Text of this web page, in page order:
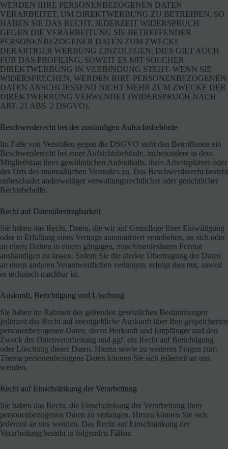
WERDEN IHRE PERSONENBEZOGENEN DATEN
VERARBEITET, UM DIREKTWERBUNG ZU BETREIBEN, SO
HABEN SIE DAS RECHT, JEDERZEIT WIDERSPRUCH
GEGEN DIE VERARBEITUNG SIE BETREFFENDER
PERSONENBEZOGENER DATEN ZUM ZWECKE
DERARTIGER WERBUNG EINZULEGEN; DIES GILT AUCH
FÜR DAS PROFILING, SOWEIT ES MIT SOLCHER
DIREKTWERBUNG IN VERBINDUNG STEHT. WENN SIE
WIDERSPRECHEN, WERDEN IHRE PERSONENBEZOGENEN
DATEN ANSCHLIESSEND NICHT MEHR ZUM ZWECKE DER
DIREKTWERBUNG VERWENDET (WIDERSPRUCH NACH
ART. 21 ABS. 2 DSGVO).
Beschwerde­recht bei der zuständigen Aufsichts­behörde
Im Falle von Verstößen gegen die DSGVO steht den Betroffenen ein
Beschwerderecht bei einer Aufsichtsbehörde, insbesondere in dem
Mitgliedstaat ihres gewöhnlichen Aufenthalts, ihres Arbeitsplatzes oder
des Orts des mutmaßlichen Verstoßes zu. Das Beschwerderecht besteht
unbeschadet anderweitiger verwaltungsrechtlicher oder gerichtlicher
Rechtsbehelfe.
Recht auf Daten­übertrag­barkeit
Sie haben das Recht, Daten, die wir auf Grundlage Ihrer Einwilligung
oder in Erfüllung eines Vertrags automatisiert verarbeiten, an sich oder
an einen Dritten in einem gängigen, maschinenlesbaren Format
aushändigen zu lassen. Sofern Sie die direkte Übertragung der Daten
an einen anderen Verantwortlichen verlangen, erfolgt dies nur, soweit
es technisch machbar ist.
Auskunft, Berichtigung und Löschung
Sie haben im Rahmen der geltenden gesetzlichen Bestimmungen
jederzeit das Recht auf unentgeltliche Auskunft über Ihre gespeicherten
personenbezogenen Daten, deren Herkunft und Empfänger und den
Zweck der Datenverarbeitung und ggf. ein Recht auf Berichtigung
oder Löschung dieser Daten. Hierzu sowie zu weiteren Fragen zum
Thema personenbezogene Daten können Sie sich jederzeit an uns
wenden.
Recht auf Einschränkung der Verarbeitung
Sie haben das Recht, die Einschränkung der Verarbeitung Ihrer
personenbezogenen Daten zu verlangen. Hierzu können Sie sich
jederzeit an uns wenden. Das Recht auf Einschränkung der
Verarbeitung besteht in folgenden Fällen: